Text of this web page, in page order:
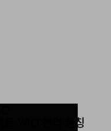
YAO 전격 론칭